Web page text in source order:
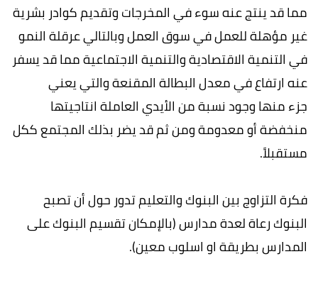
مما قد ينتج عنه سوء في المخرجات وتقديم كوادر بشرية
غير مؤهلة للعمل في سوق العمل وبالتالي عرقلة النمو
في التنمية الاقتصادية والتنمية الاجتماعية مما قد يسفر
عنه ارتفاع في معدل البطالة المقنعة والتي يعني
جزء منها وجود نسبة من الأيدي العاملة انتاجيتها
منخفضة أو معدومة ومن ثم قد يضر بذلك المجتمع ككل
مستقبلاً.
فكرة التزاوج بين البنوك والتعليم تدور حول أن تصبح
البنوك رعاة لعدة مدارس (بالإمكان تقسيم البنوك على
المدارس بطريقة او اسلوب معين).